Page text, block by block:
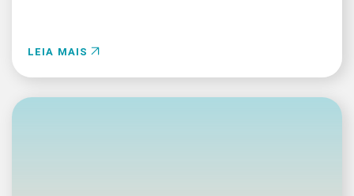
LEIA MAIS